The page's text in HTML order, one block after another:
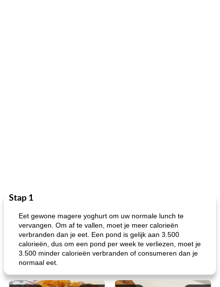
Stap 1
Eet gewone magere yoghurt om uw normale lunch te
vervangen. Om af te vallen, moet je meer calorieën
verbranden dan je eet. Een pond is gelijk aan 3.500
calorieën, dus om een ​​pond per week te verliezen, moet je
3.500 minder calorieën verbranden of consumeren dan je
normaal eet.